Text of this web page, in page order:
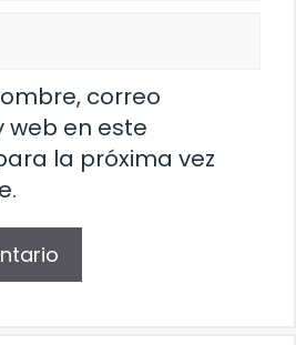
correo
web en este
la próxima vez